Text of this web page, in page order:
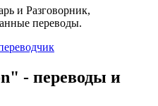
и Разговорник,
переводы.
- переводы и